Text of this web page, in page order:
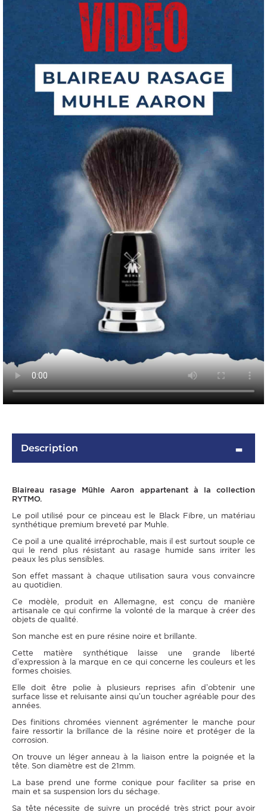
Description
Blaireau rasage Mühle Aaron appartenant à la collection
RYTMO.
Le poil utilisé pour ce pinceau est le Black Fibre, un matériau
synthétique premium breveté par Muhle.
Ce poil a une qualité irréprochable, mais il est surtout souple ce
qui le rend plus résistant au rasage humide sans irriter les
peaux les plus sensibles.
Son effet massant à chaque utilisation saura vous convaincre
au quotidien.
Ce modèle, produit en Allemagne, est conçu de manière
artisanale ce qui confirme la volonté de la marque à créer des
objets de qualité.
Son manche est en pure résine noire et brillante.
Cette matière synthétique laisse une grande liberté
d’expression à la marque en ce qui concerne les couleurs et les
formes choisies.
Elle doit être polie à plusieurs reprises afin d’obtenir une
surface lisse et reluisante ainsi qu’un toucher agréable pour des
années.
Des finitions chromées viennent agrémenter le manche pour
faire ressortir la brillance de la résine noire et protéger de la
corrosion.
On trouve un léger anneau à la liaison entre la poignée et la
tête. Son diamètre est de 21mm.
La base prend une forme conique pour faciliter sa prise en
main et sa suspension lors du séchage.
Sa tête nécessite de suivre un procédé très strict pour avoir